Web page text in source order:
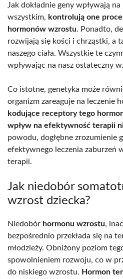
Jak dokładnie geny wpływają
wszystkim, kontrolują one
hormonów wzrostu. Ponadto,
rozwijają się kości i chrząstki, a
naszego ciała. Wszystkie te
wpływając na nasz ostateczny
Co istotne, genetyka może
organizm zareaguje na leczenie
kodujące receptory tego
wpływ na efektywność terapii
powodu, dogłębne zrozumienie
efektywnego leczenia zaburzeń
terapii.
Jak niedobór
wzrost dziecka?
Niedobór hormonu wzrostu,
bezpośrednio przekłada się na
młodzieży. Obniżony poziom
spowolnieniem rozwoju, co w
do niskiego wzrostu. Hormon